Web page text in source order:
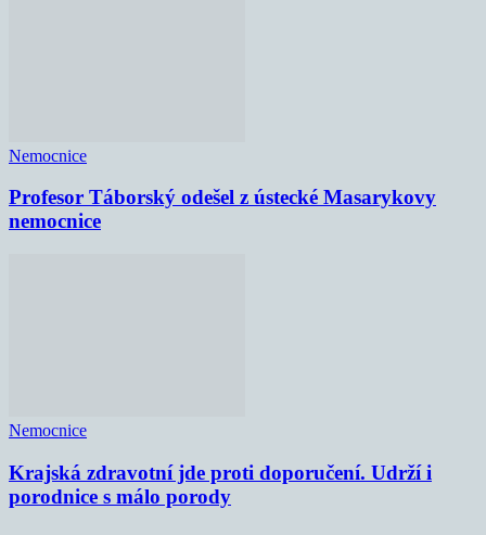
Nemocnice
Profesor Táborský odešel z ústecké Masarykovy
nemocnice
Nemocnice
Krajská zdravotní jde proti doporučení. Udrží i
porodnice s málo porody